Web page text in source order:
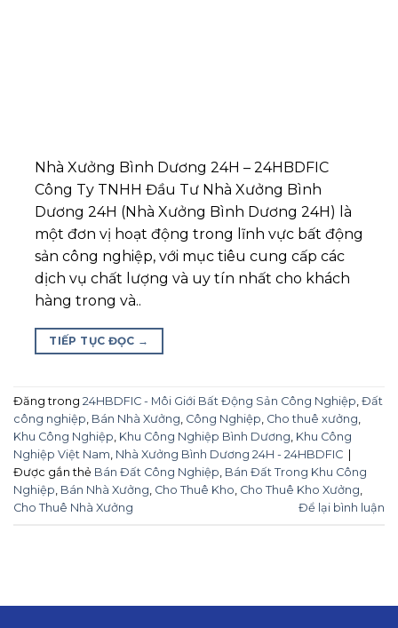
Nhà Xưởng Bình Dương 24H – 24HBDFIC
Công Ty TNHH Đầu Tư Nhà Xưởng Bình
Dương 24H (Nhà Xưởng Bình Dương 24H) là
một đơn vị hoạt động trong lĩnh vực bất động
sản công nghiệp, với mục tiêu cung cấp các
dịch vụ chất lượng và uy tín nhất cho khách
hàng trong và..
TIẾP TỤC ĐỌC →
Đăng trong 24HBDFIC - Môi Giới Bất Động Sản Công Nghiệp, Đất
công nghiệp, Bán Nhà Xưởng, Công Nghiệp, Cho thuê xưởng,
Khu Công Nghiệp, Khu Công Nghiệp Bình Dương, Khu Công
Nghiệp Việt Nam, Nhà Xưởng Bình Dương 24H - 24HBDFIC
Được gắn thẻ Bán Đất Công Nghiệp, Bán Đất Trong Khu Công
Nghiệp, Bán Nhà Xưởng, Cho Thuê Kho, Cho Thuê Kho Xưởng,
Cho Thuê Nhà Xưởng
Để lại bình luận